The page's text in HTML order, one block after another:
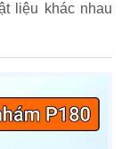
liệu khác nhau